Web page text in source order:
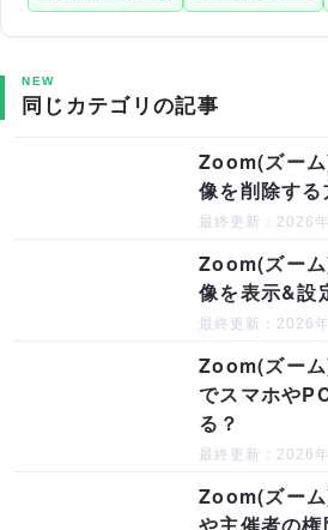
NEW
同じカテゴリの記事
Zoom(ズー
像を削除する
最終更新：2026
Zoom(ズー
像を表示&設
最終更新：2026
Zoom(ズー
でスマホや
る？
最終更新：2026
Zoom(ズー